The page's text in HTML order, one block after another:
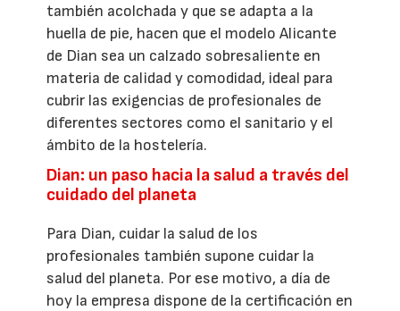
también acolchada y que se adapta a la
huella de pie, hacen que el modelo Alicante
de Dian sea un calzado sobresaliente en
materia de calidad y comodidad, ideal para
cubrir las exigencias de profesionales de
diferentes sectores como el sanitario y el
ámbito de la hostelería.
Dian: un paso hacia la salud a través del
cuidado del planeta
Para Dian, cuidar la salud de los
profesionales también supone cuidar la
salud del planeta. Por ese motivo, a día de
hoy la empresa dispone de la certificación en